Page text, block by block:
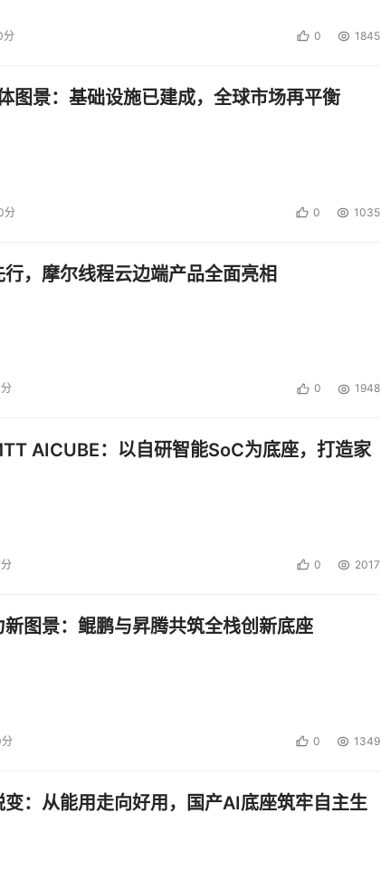
分 0 1845
图景：基础设施已建成，全球市场再平衡
分 0 1035
，摩尔线程云边端产品全面亮相
0 1948
AICUBE：以自研智能SoC为底座，打造家
0 2017
图景：鲲鹏与昇腾共筑全栈创新底座
0 1349
：从能用走向好用，国产AI底座筑牢自主生